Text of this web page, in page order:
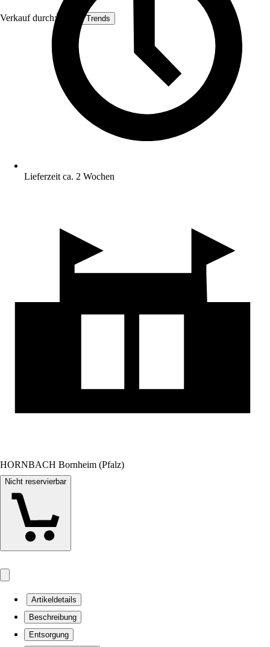
Verkauf durch: House Trends
Lieferzeit ca. 2 Wochen
HORNBACH Bornheim (Pfalz)
Nicht reservierbar
Artikeldetails
Beschreibung
Entsorgung